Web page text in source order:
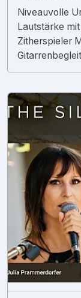
Niveauvolle
Lautstärke
Zitherspieler